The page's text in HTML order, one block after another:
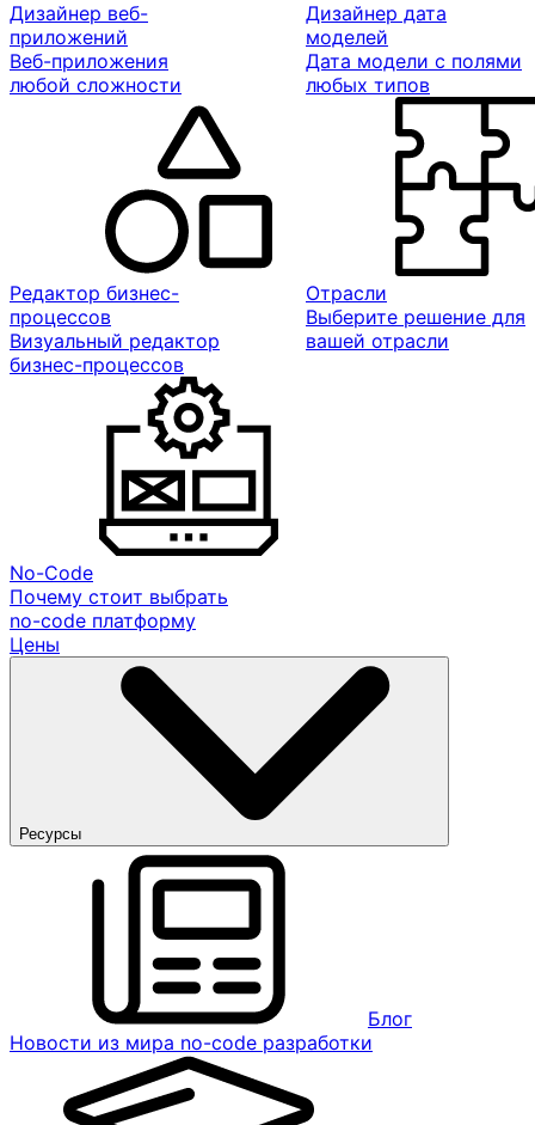
Дизайнер веб-
приложений
Веб-приложения
любой сложности
Дизайнер дата
моделей
Дата модели с полями
любых типов
Редактор бизнес-
процессов
Визуальный редактор
бизнес-процессов
Отрасли
Выберите решение для
вашей отрасли
No-Code
Почему стоит выбрать
no-code платформу
Цены
Ресурсы
Блог
Новости из мира no-code разработки